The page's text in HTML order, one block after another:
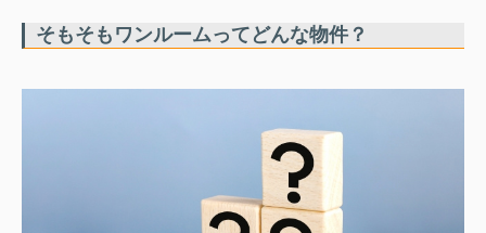
そもそもワンルームってどんな物件？